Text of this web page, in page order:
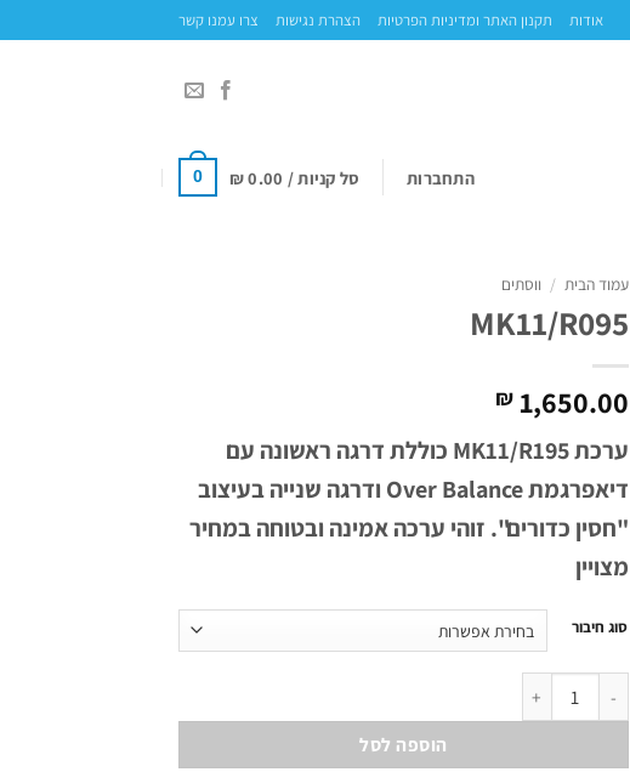
אודות תקנון האתר ומדיניות הפרטיות הצהרת נגישות צרו עמנו קשר
התחברות סל קניות / ₪0.00
0
עמוד הבית / ווסתים
MK11/R095
₪1,650.00
ערכת MK11/R195 כוללת דרגה ראשונה עם
דיאפרגמת Over Balance ודרגה שנייה בעיצוב
"חסין כדורים". זוהי ערכה אמינה ובטוחה במחיר
מצויין
סוג חיבור
כמות של MK11/R095
הוספה לסל